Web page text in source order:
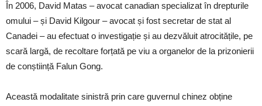
În 2006, David Matas – avocat canadian specializat în drepturile
omului – și David Kilgour – avocat și fost secretar de stat al
Canadei – au efectuat o investigație și au dezvăluit atrocitățile, pe
scară largă, de recoltare forțată pe viu a organelor de la prizonierii
de conștiință Falun Gong.
Această modalitate sinistră prin care guvernul chinez obține